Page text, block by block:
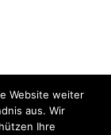
S-1 SONDERLAGE
Website weiter
aus. Wir
Ihre